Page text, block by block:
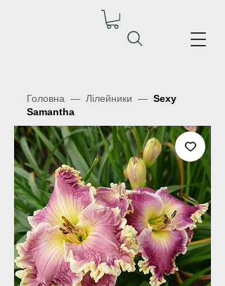
Головна — Лілейники — Sexy
Samantha